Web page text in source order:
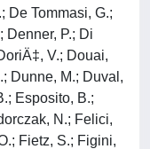
De Tommasi, G.;
Denner, P.; Di
V.; Douai,
Dunne, M.; Duval,
Esposito, B.;
N.; Felici,
Fietz, S.; Figini,